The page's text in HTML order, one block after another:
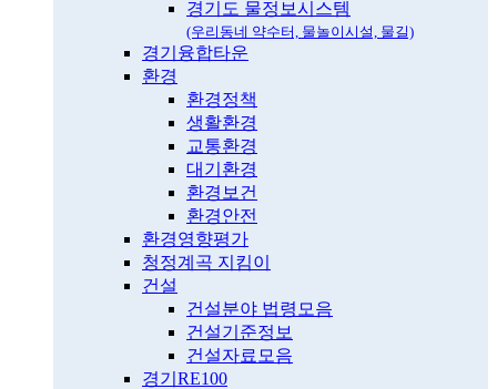
경기도 물정보시스템
(우리동네 약수터, 물놀이시설, 물길)
경기융합타운
환경
환경정책
생활환경
교통환경
대기환경
환경보건
환경안전
환경영향평가
청정계곡 지킴이
건설
건설분야 법령모음
건설기준정보
건설자료모음
경기RE100